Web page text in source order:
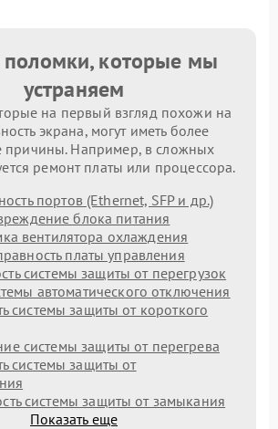
поломки, которые мы
устраняем
на первый взгляд похожи на
экрана, могут иметь более
причины. Например, в сложных
ремонт платы или процессора.
портов (Ethernet, SFP и др.)
блока питания
вентилятора охлаждения
платы управления
системы защиты от перегрузок
автоматического отключения
системы защиты от короткого
системы защиты от перегрева
системы защиты от
системы защиты от замыкания
Показать еще